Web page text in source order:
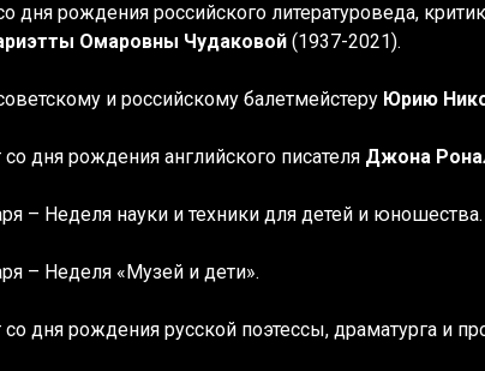
дня рожденияроссийского литературоведа,
Омаровны Чудаковой (1937-2021).
и российскому балетмейстеру Юрию
со дня рожденияанглийского писателя Джона
– Неделя науки и техники для детей и юношества.
– Неделя «Музей и дети».
со дня рождениярусской поэтессы, драматурга и